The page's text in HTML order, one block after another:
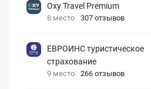
Oxy Travel Premium
8 место 307 отзывов
ЕВРОИНС туристическое
страхование
9 место 266 отзывов